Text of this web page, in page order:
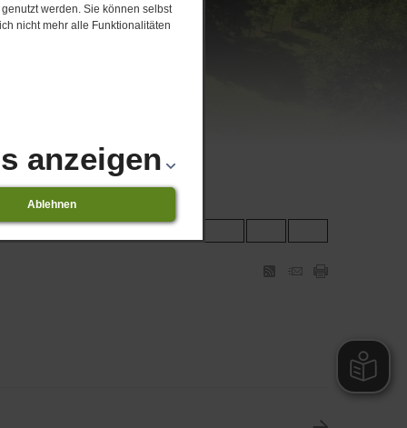
werden. Sie können selbst
nicht mehr alle Funktionalitäten
anzeigen
Ablehnen
Jugendbücherei